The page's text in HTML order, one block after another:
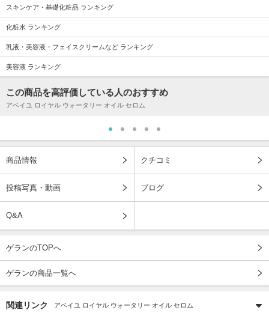
スキンケア・基礎化粧品 ランキング
化粧水 ランキング
乳液・美容液・フェイスクリームなど ランキング
美容液 ランキング
この商品を高評価している人のおすすめ
アベイユ ロイヤル ウォータリー オイル セロム
商品情報 クチコミ
投稿写真・動画 ブログ
Q&A
ゲランのTOPへ
ゲランの商品一覧へ
関連リンク アベイユ ロイヤル ウォータリー オイル セロム